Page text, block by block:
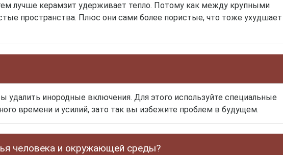
лучше керамзит удерживает тепло. Потому как между крупными
пространства. Плюс они сами более пористые, что тоже ухудшает
инородные включения. Для этого используйте специальные
времени и усилий, зато так вы избежите проблем в будущем.
человека и окружающей среды?